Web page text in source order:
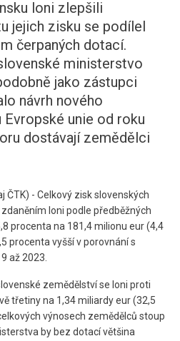
loni zlepšili
jejich zisku se podílel
čerpaných dotací.
ministerstvo
jako zástupci
návrh nového
unie od roku
dostávají zemědělci
ČTK) - Celkový zisk slovenských
loni podle předběžných
procenta na 181,4 milionu eur (4,4
procenta vyšší v porovnání s
až 2023.
zemědělství se loni proti
třetiny na 1,34 miliardy eur (32,5
výnosech zemědělců stoup
by bez dotací většina